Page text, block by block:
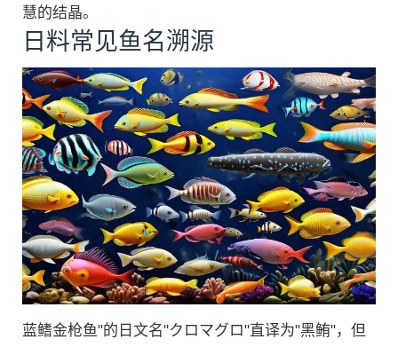
慧的结晶。
日料常见鱼名溯源
蓝鳍金枪鱼"的日文名"クロマグロ"直译为"黑鲔"，但